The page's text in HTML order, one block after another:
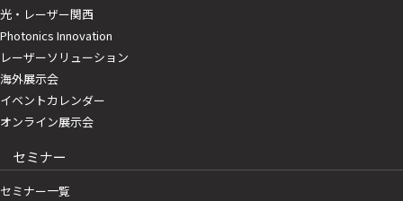
光・レーザー関西
Photonics Innovation
レーザーソリューション
海外展示会
イベントカレンダー
オンライン展示会
セミナー
セミナー一覧